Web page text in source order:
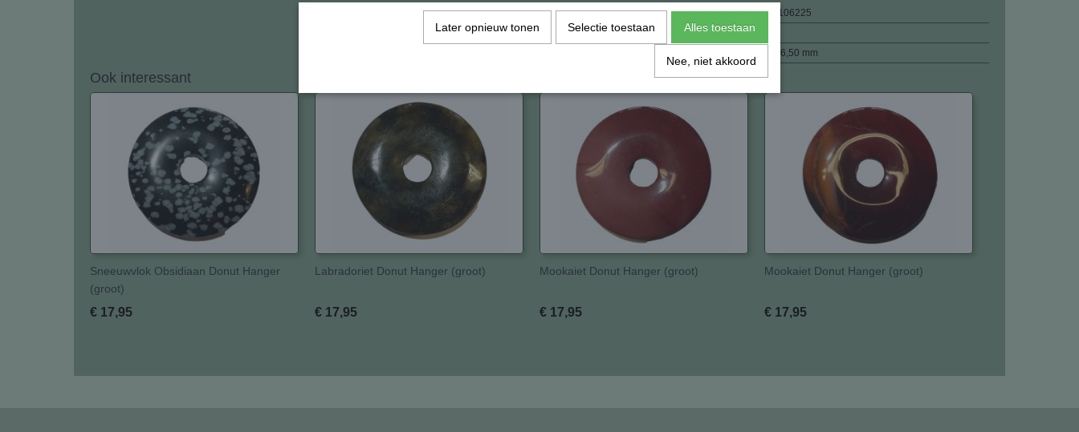
EAN code
8720289106225
Netto gewicht
22,00 g
48 x 48 x 6,50 mm
Ook interessant
Sneeuwvlok Obsidiaan Donut Hanger
(groot)
€ 17,95
Labradoriet Donut Hanger (groot)
€ 17,95
Mookaiet Donut Hanger (groot)
€ 17,95
Mookaiet Donut Hanger (groot)
€ 17,95
Later opnieuw tonen Selectie toestaan Alles toestaan
Nee, niet akkoord